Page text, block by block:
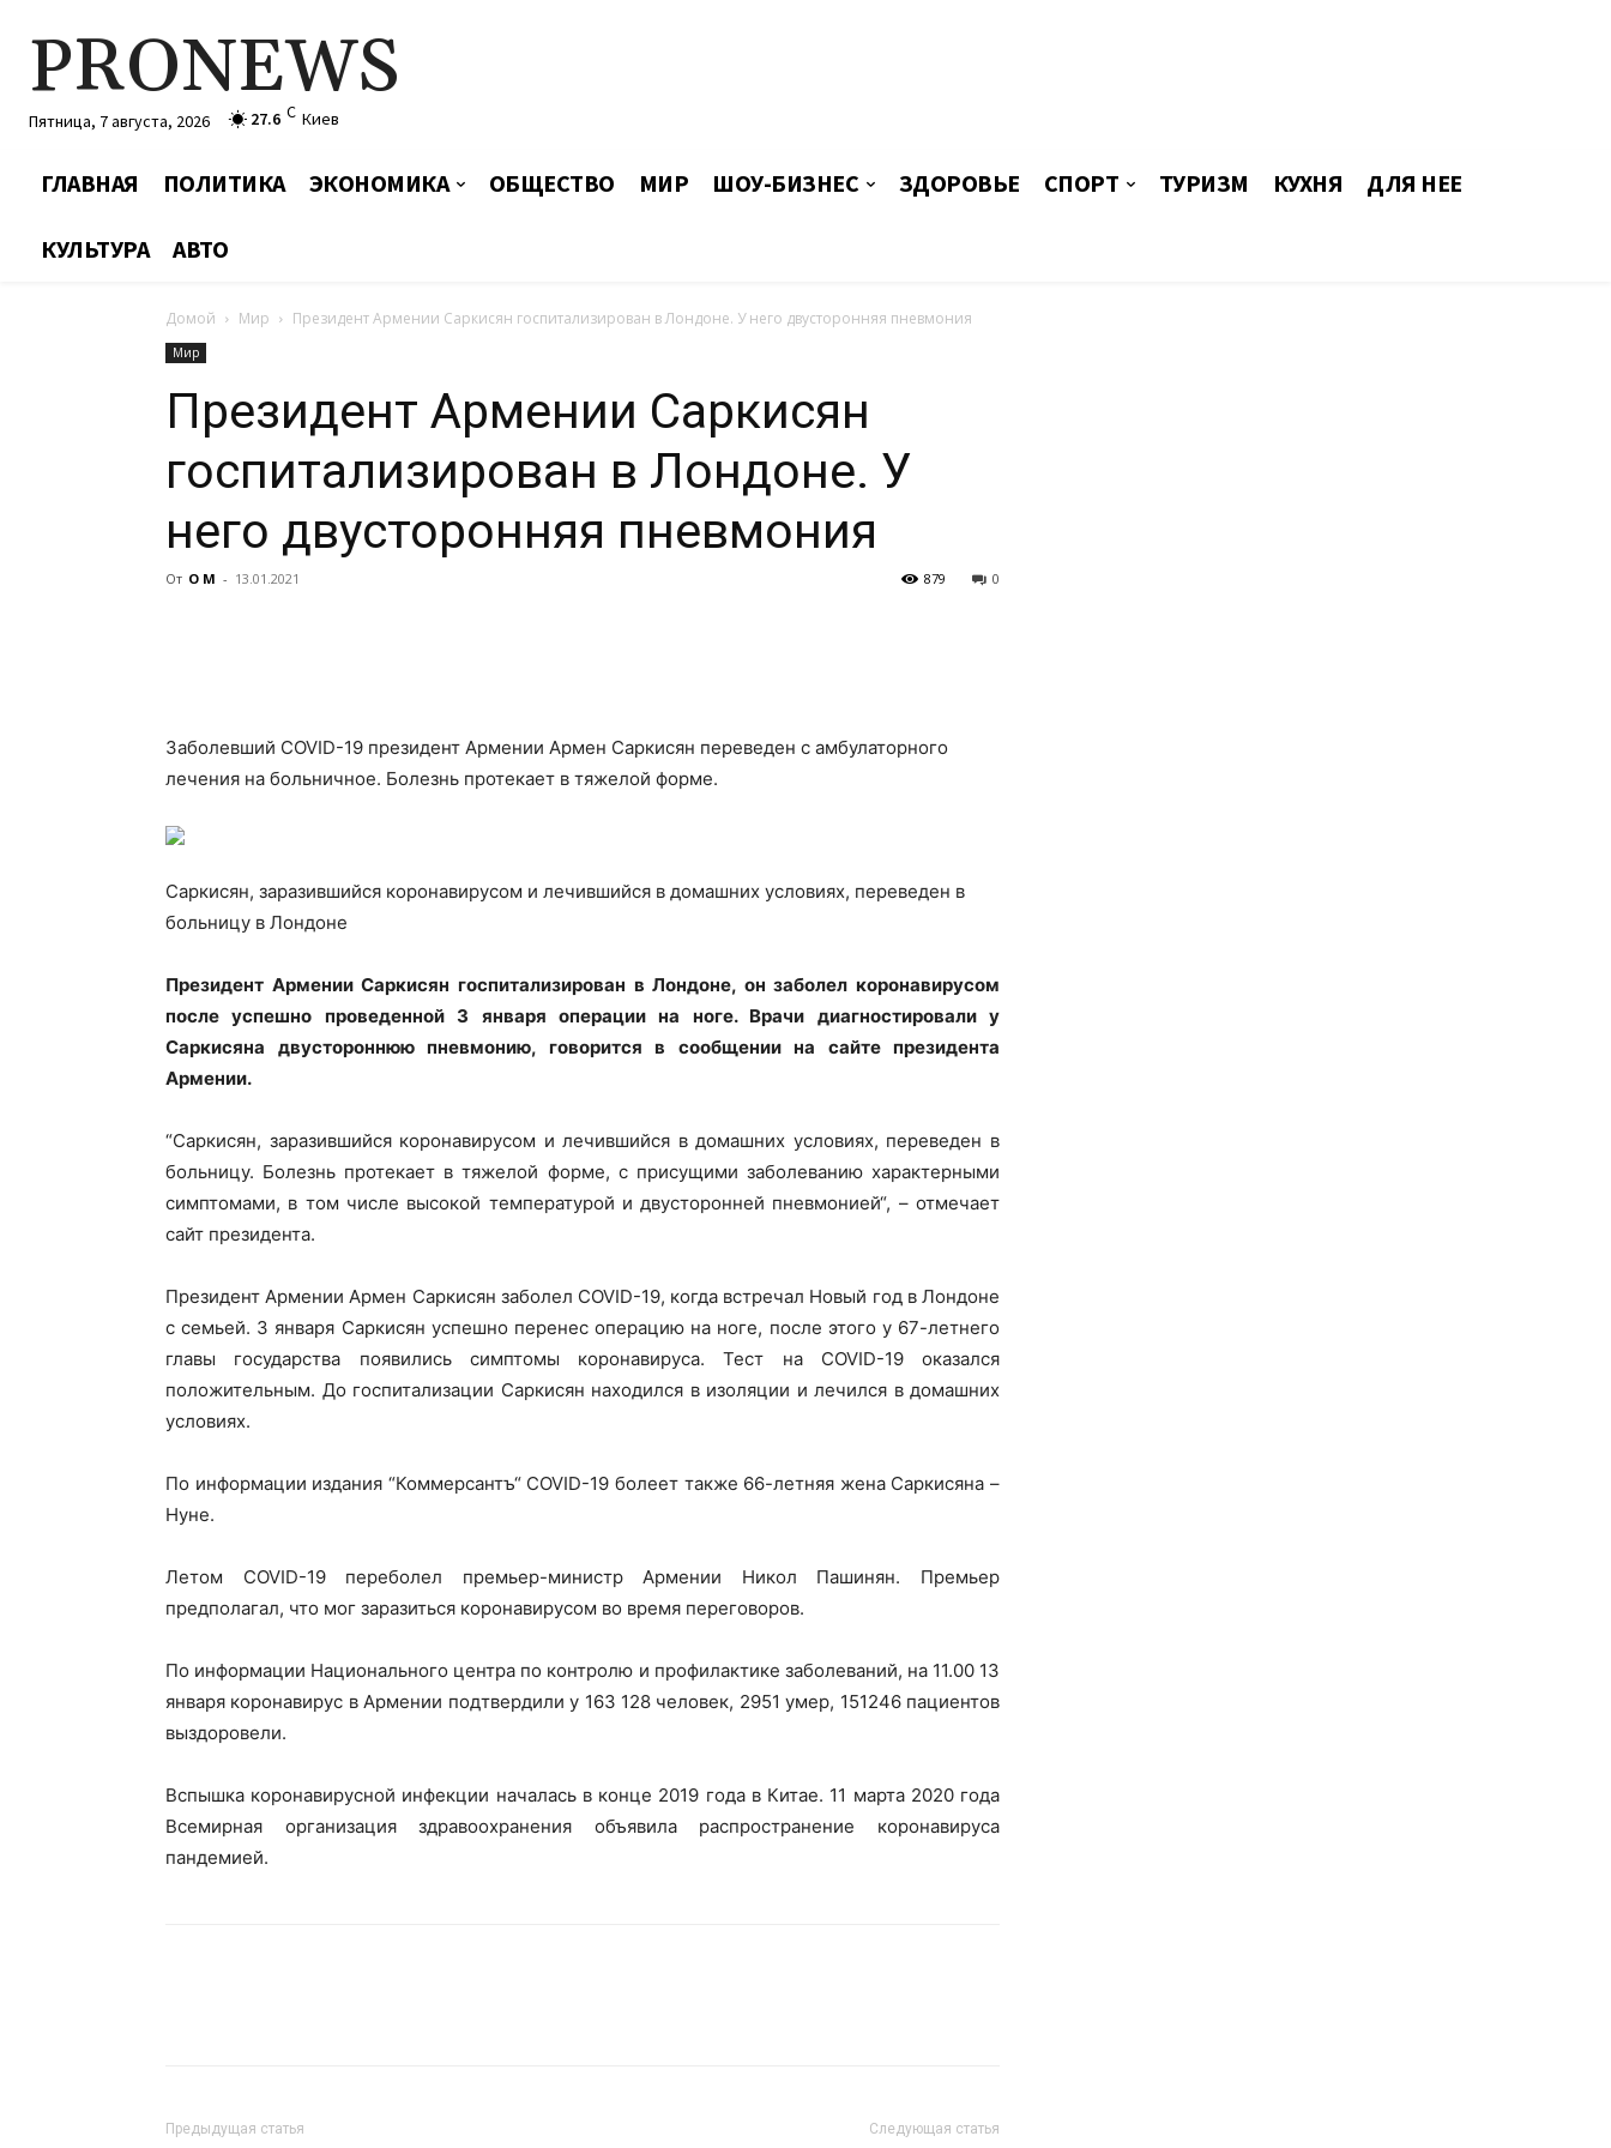
PRONEWS
Пятница, 7 августа, 2026 27.6 C Киев
ГЛАВНАЯ ПОЛИТИКА ЭКОНОМИКА ОБЩЕСТВО МИР ШОУ-БИЗНЕС ЗДОРОВЬЕ СПОРТ ТУРИЗМ КУХНЯ ДЛЯ НЕЕ
КУЛЬТУРА АВТО
Домой Мир Президент Армении Саркисян госпитализирован в Лондоне. У него двусторонняя пневмония
Мир
Президент Армении Саркисян
госпитализирован в Лондоне. У
него двусторонняя пневмония
От О М - 13.01.2021 0
879
Заболевший COVID-19 президент Армении Армен Саркисян переведен с амбулаторного
лечения на больничное. Болезнь протекает в тяжелой форме.
Саркисян, заразившийся коронавирусом и лечившийся в домашних условиях, переведен в
больницу в Лондоне
Президент Армении Саркисян госпитализирован в Лондоне, он заболел коронавирусом
после успешно проведенной 3 января операции на ноге. Врачи диагностировали у
Саркисяна двустороннюю пневмонию, говорится в сообщении на сайте президента
Армении.
“Саркисян, заразившийся коронавирусом и лечившийся в домашних условиях, переведен в
больницу. Болезнь протекает в тяжелой форме, с присущими заболеванию характерными
симптомами, в том числе высокой температурой и двусторонней пневмонией“, – отмечает
сайт президента.
Президент Армении Армен Саркисян заболел COVID-19, когда встречал Новый год в Лондоне
с семьей. 3 января Саркисян успешно перенес операцию на ноге, после этого у 67-летнего
главы государства появились симптомы коронавируса. Тест на COVID-19 оказался
положительным. До госпитализации Саркисян находился в изоляции и лечился в домашних
условиях.
По информации издания “Коммерсантъ“ COVID-19 болеет также 66-летняя жена Саркисяна –
Нуне.
Летом COVID-19 переболел премьер-министр Армении Никол Пашинян. Премьер
предполагал, что мог заразиться коронавирусом во время переговоров.
По информации Национального центра по контролю и профилактике заболеваний, на 11.00 13
января коронавирус в Армении подтвердили у 163 128 человек, 2951 умер, 151246 пациентов
выздоровели.
Вспышка коронавирусной инфекции началась в конце 2019 года в Китае. 11 марта 2020 года
Всемирная организация здравоохранения объявила распространение коронавируса
пандемией.
Предыдущая статья Следующая статья